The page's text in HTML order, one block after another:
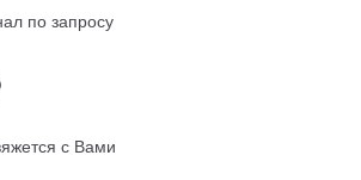
по запросу
с Вами